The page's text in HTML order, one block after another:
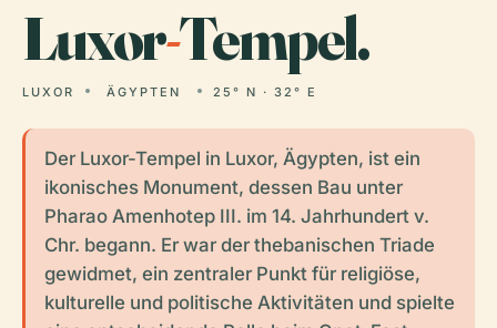
Luxor-Tempel.
LUXOR ÄGYPTEN 25° N · 32° E
Der Luxor-Tempel in Luxor, Ägypten, ist ein
ikonisches Monument, dessen Bau unter
Pharao Amenhotep III. im 14. Jahrhundert v.
Chr. begann. Er war der thebanischen Triade
gewidmet, ein zentraler Punkt für religiöse,
kulturelle und politische Aktivitäten und spielte